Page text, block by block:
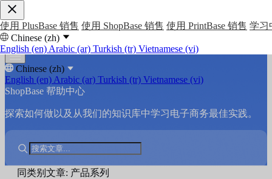
使用 PlusBase 销售 使用 ShopBase 销售 使用 PrintBase 销售 学习
Chinese (zh)
English (en) Arabic (ar) Turkish (tr) Vietnamese (vi)
Chinese (zh)
English (en) Arabic (ar) Turkish (tr) Vietnamese (vi)
ShopBase 帮助中心
探索如何做以及从我们的知识库中学习电子商务最佳实践。
同类别文章: 产品系列